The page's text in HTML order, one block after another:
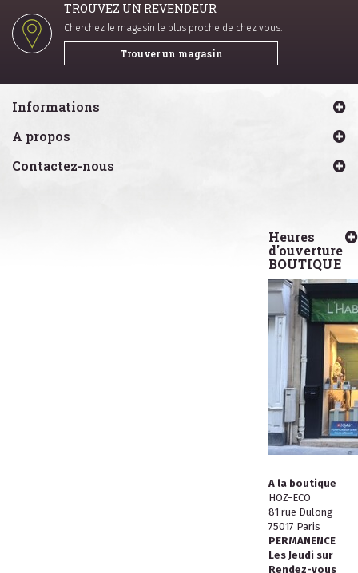
TROUVEZ UN REVENDEUR
Cherchez le magasin le plus proche de chez vous.
Trouver un magasin
Informations
A propos
Contactez-nous
Heures
d'ouverture
BOUTIQUE
A la boutique
HOZ-ECO
81 rue Dulong
75017 Paris
PERMANENCE
Les Jeudi sur
Rendez-vous